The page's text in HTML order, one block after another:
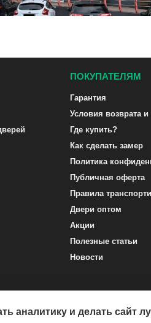
ПОКУПАТЕЛЯМ
Гарантия
Условия возврата
Где купить?
Как сделать замер
Политика
Публичная оферта
Правила
Двери оптом
Акции
Полезные статьи
Новости
аналитику и делать сайт